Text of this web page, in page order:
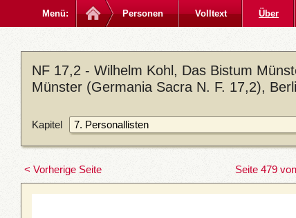
Menü: Personen Volltext Über
NF 17,2 - Wilhelm Kohl, Das Bistum
Münster (Germania Sacra N. F. 17,2),
Kapitel
< Vorherige Seite Seite 479